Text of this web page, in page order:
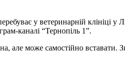
у ветеринарній клініці
каналі “Тернопіль 1”.
але може самостійно вставати.